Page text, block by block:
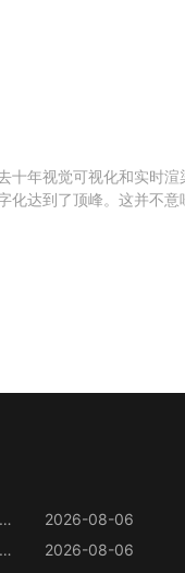
程序流程和良好的帮助
十年视觉可视化和实时渲
化达到了顶峰。这并不意
迎的渲染软件解决方案，
第13届世界渲染大赛参赛指南（附参赛时间、参赛要求、赛事奖励等）
2026-08-06
第13届世界渲染大赛官网地址在哪里？参赛入口与信息整理
2026-08-06